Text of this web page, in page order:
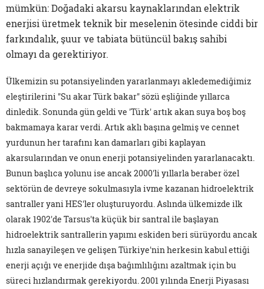
mümkün: Doğadaki akarsu kaynaklarından elektrik
enerjisi üretmek teknik bir meselenin ötesinde ciddi bir
farkındalık, şuur ve tabiata bütüncül bakış sahibi
olmayı da gerektiriyor.
Ülkemizin su potansiyelinden yararlanmayı akledemediğimiz
eleştirilerini "Su akar Türk bakar" sözü eşliğinde yıllarca
dinledik. Sonunda gün geldi ve 'Türk' artık akan suya boş boş
bakmamaya karar verdi. Artık aklı başına gelmiş ve cennet
yurdunun her tarafını kan damarları gibi kaplayan
akarsularından ve onun enerji potansiyelinden yararlanacaktı.
Bunun başlıca yolunu ise ancak 2000'li yıllarla beraber özel
sektörün de devreye sokulmasıyla ivme kazanan hidroelektrik
santraller yani HES'ler oluşturuyordu. Aslında ülkemizde ilk
olarak 1902'de Tarsus'ta küçük bir santral ile başlayan
hidroelektrik santrallerin yapımı eskiden beri sürüyordu ancak
hızla sanayileşen ve gelişen Türkiye'nin herkesin kabul ettiği
enerji açığı ve enerjide dışa bağımlılığını azaltmak için bu
süreci hızlandırmak gerekiyordu. 2001 yılında Enerji Piyasası